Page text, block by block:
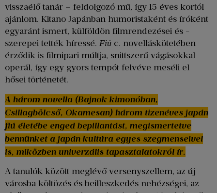
visszaélő tanár – feldolgozó mű, így 15 éves kortól
ajánlom. Kitano Japánban humoristaként és íróként
egyaránt ismert, külföldön filmrendezései és -
szerepei tették híressé. Fiú c. novelláskötetében
érződik is filmipari múltja, snittszerű vágásokkal
operál, így egy gyors tempót felvéve meséli el
hősei történetét.
A három novella (Bajnok kimonóban,
Csillagbölcső, Okamesan) három tizenéves japán
fiú életébe enged bepillantást, megismertetve
bennünket a japán kultúra egyes szegmenseivel
is, miközben univerzális tapasztalatokról ír.
A tanulók között meglévő versenyszellem, az új
városba költözés és beilleszkedés nehézségei, az